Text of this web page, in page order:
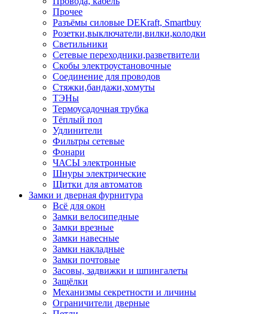
Прочее
Разъёмы силовые DEKraft, Smartbuy
Розетки,выключатели,вилки,колодки
Светильники
Сетевые переходники,разветвители
Скобы электроустановочные
Соединение для проводов
Стяжки,бандажи,хомуты
ТЭНы
Термоусадочная трубка
Тёплый пол
Удлинители
Фильтры сетевые
Фонари
ЧАСЫ электронные
Шнуры электрические
Щитки для автоматов
Замки и дверная фурнитура
Всё для окон
Замки велосипедные
Замки врезные
Замки навесные
Замки накладные
Замки почтовые
Засовы, задвижки и шпингалеты
Защёлки
Механизмы секретности и личины
Ограничители дверные